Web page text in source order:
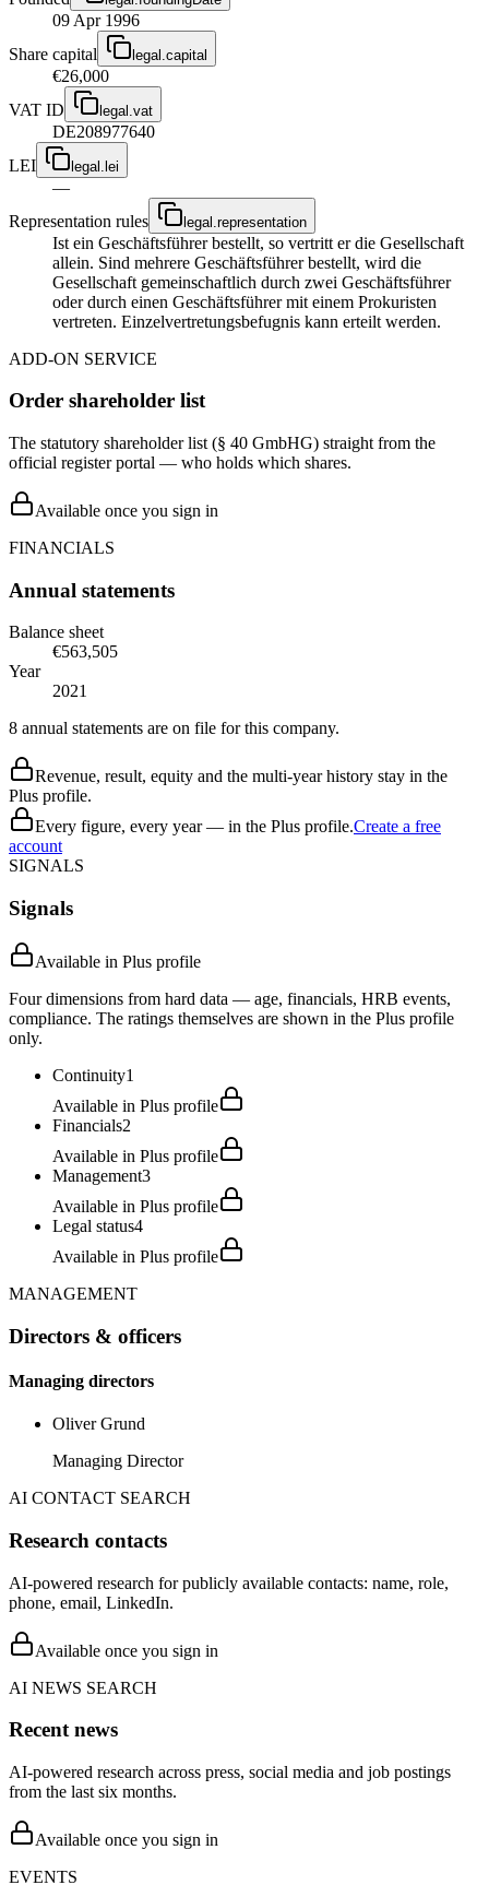
09 Apr 1996
Share capital
legal.capital
€26,000
VAT ID
legal.vat
DE208977640
LEI
legal.lei
—
Representation rules
legal.representation
Ist ein Geschäftsführer bestellt, so vertritt er die Gesellschaft
allein. Sind mehrere Geschäftsführer bestellt, wird die
Gesellschaft gemeinschaftlich durch zwei Geschäftsführer
oder durch einen Geschäftsführer mit einem Prokuristen
vertreten. Einzelvertretungsbefugnis kann erteilt werden.
ADD-ON SERVICE
Order shareholder list
The statutory shareholder list (§ 40 GmbHG) straight from the
official register portal — who holds which shares.
Available once you sign in
FINANCIALS
Annual statements
Balance sheet
€563,505
Year
2021
8 annual statements are on file for this company.
Revenue, result, equity and the multi-year history stay in the
Plus profile.
Every figure, every year — in the Plus profile.Create a free
account
SIGNALS
Signals
Available in Plus profile
Four dimensions from hard data — age, financials, HRB events,
compliance. The ratings themselves are shown in the Plus profile
only.
Continuity1
Available in Plus profile
Financials2
Available in Plus profile
Management3
Available in Plus profile
Legal status4
Available in Plus profile
MANAGEMENT
Directors & officers
Managing directors
Oliver Grund
Managing Director
AI CONTACT SEARCH
Research contacts
AI-powered research for publicly available contacts: name, role,
phone, email, LinkedIn.
Available once you sign in
AI NEWS SEARCH
Recent news
AI-powered research across press, social media and job postings
from the last six months.
Available once you sign in
EVENTS